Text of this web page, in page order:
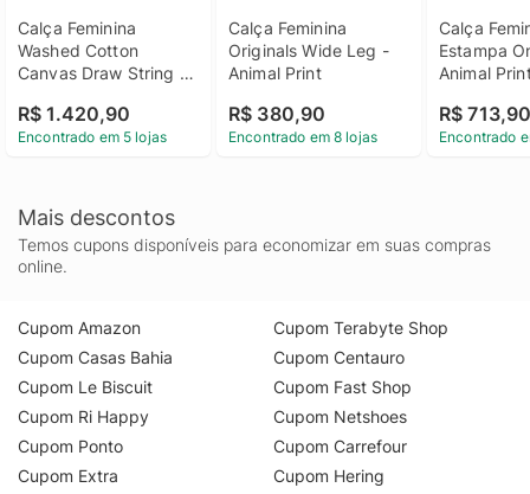
Calça Feminina
Washed Cotton
Canvas Draw String
R$ 1.420,90
Encontrado em 5 lojas
Calça Feminina
Originals Wide Leg -
Animal Print
R$ 380,90
Encontrado em 8 lojas
Calça
Estampa
Animal
R$
Encontrado
Mais descontos
Temos cupons disponíveis para economizar em suas compras
online.
Cupom Amazon
Cupom Casas Bahia
Cupom Le Biscuit
Cupom Ri Happy
Cupom Ponto
Cupom Extra
Cupom Terabyte Shop
Cupom Centauro
Cupom Fast Shop
Cupom Netshoes
Cupom Carrefour
Cupom Hering